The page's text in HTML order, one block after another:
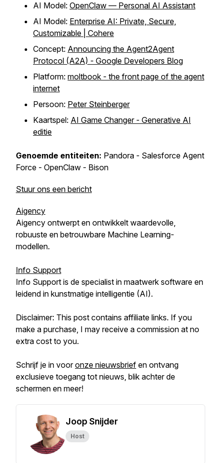
AI Model: OpenClaw — Personal AI Assistant
AI Model: Enterprise AI: Private, Secure,
Customizable | Cohere
Concept: Announcing the Agent2Agent
Protocol (A2A) - Google Developers Blog
Platform: moltbook - the front page of the agent
internet
Persoon: Peter Steinberger
Kaartspel: AI Game Changer - Generative AI
editie
Genoemde entiteiten: Pandora - Salesforce Agent
Force - OpenClaw - Bison
Stuur ons een bericht
Aigency
Aigency ontwerpt en ontwikkelt waardevolle,
robuuste en betrouwbare Machine Learning-
modellen.
Info Support
Info Support is de specialist in maatwerk software en
leidend in kunstmatige intelligentie (AI).
Disclaimer: This post contains affiliate links. If you
make a purchase, I may receive a commission at no
extra cost to you.
Schrijf je in vooronze nieuwsbrief en ontvang
exclusieve toegang tot nieuws, blik achter de
schermen en meer!
Joop Snijder
Host